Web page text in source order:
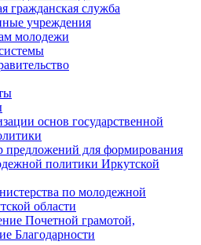
гражданская служба
учреждения
молодежи
основ государственной
предложений для формирования
политики Иркутской
по молодежной
области
Почетной грамотой,
Благодарности